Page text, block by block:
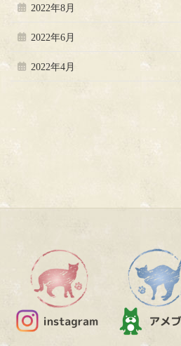
2022年8月
2022年6月
2022年4月